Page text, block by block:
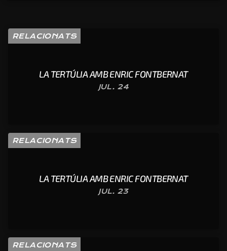
RELACIONATS
LA TERTÚLIA AMB ENRIC FONTBERNAT
JUL. 24
RELACIONATS
LA TERTÚLIA AMB ENRIC FONTBERNAT
JUL. 23
RELACIONATS